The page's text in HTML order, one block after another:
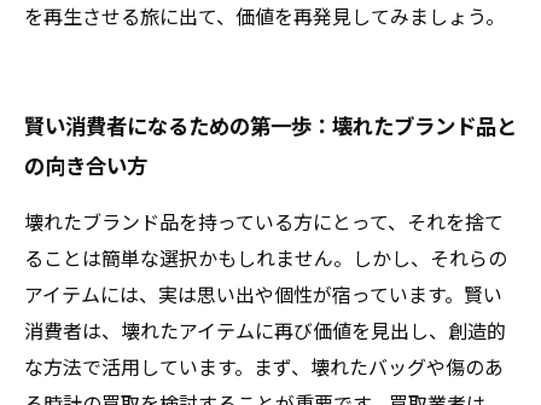
を再生させる旅に出て、価値を再発見してみましょう。
賢い消費者になるための第一歩：壊れたブランド品と
の向き合い方
壊れたブランド品を持っている方にとって、それを捨て
ることは簡単な選択かもしれません。しかし、それらの
アイテムには、実は思い出や個性が宿っています。賢い
消費者は、壊れたアイテムに再び価値を見出し、創造的
な方法で活用しています。まず、壊れたバッグや傷のあ